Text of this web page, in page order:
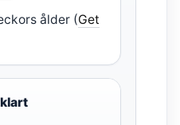
ålder (Get